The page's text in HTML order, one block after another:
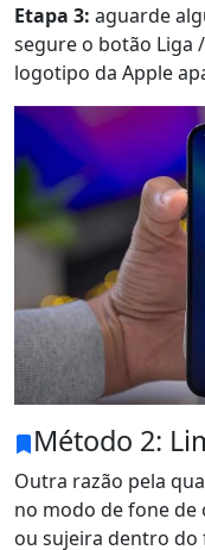
Etapa 3: aguarde
segure o botão Liga
logotipo da Apple
Método 2:
Outra razão pela
no modo de fone
ou sujeira dentro do